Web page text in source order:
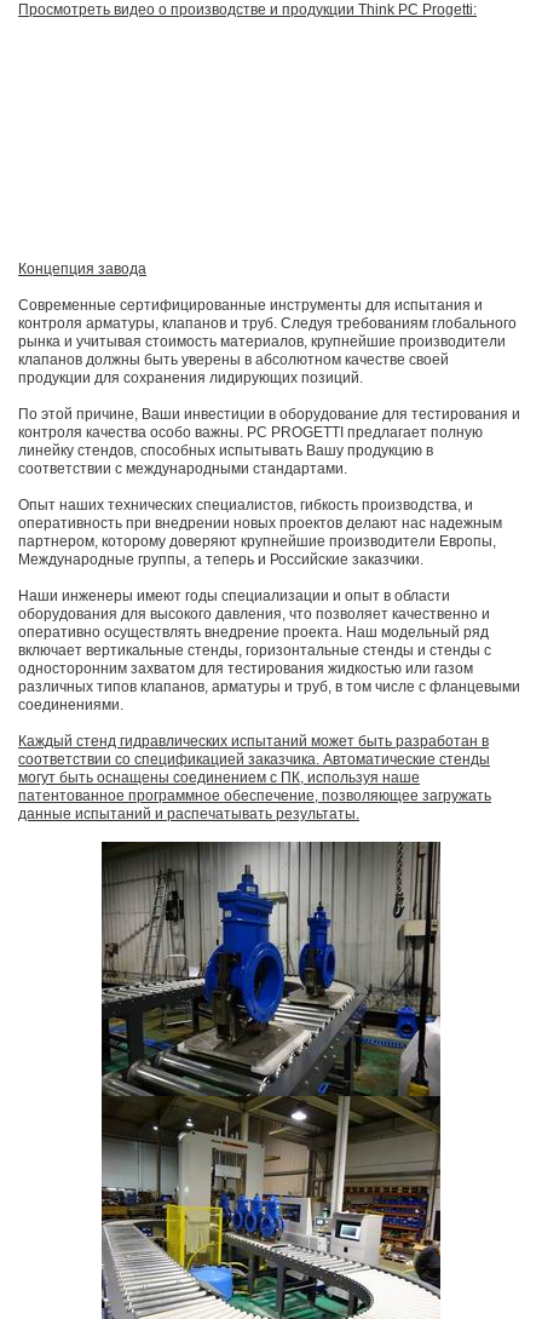
Просмотреть видео о производстве и продукции Think PC Progetti:
Концепция завода
Современные сертифицированные инструменты для испытания и
контроля арматуры, клапанов и труб. Следуя требованиям глобального
рынка и учитывая стоимость материалов, крупнейшие производители
клапанов должны быть уверены в абсолютном качестве своей
продукции для сохранения лидирующих позиций.
По этой причине, Ваши инвестиции в оборудование для тестирования и
контроля качества особо важны. PC PROGETTI предлагает полную
линейку стендов, способных испытывать Вашу продукцию в
соответствии с международными стандартами.
Опыт наших технических специалистов, гибкость производства, и
оперативность при внедрении новых проектов делают нас надежным
партнером, которому доверяют крупнейшие производители Европы,
Международные группы, а теперь и Российские заказчики.
Наши инженеры имеют годы специализации и опыт в области
оборудования для высокого давления, что позволяет качественно и
оперативно осуществлять внедрение проекта. Наш модельный ряд
включает вертикальные стенды, горизонтальные стенды и стенды с
односторонним захватом для тестирования жидкостью или газом
различных типов клапанов, арматуры и труб, в том числе с фланцевыми
соединениями.
Каждый стенд гидравлических испытаний может быть разработан в
соответствии со спецификацией заказчика. Автоматические стенды
могут быть оснащены соединением с ПК, используя наше
патентованное программное обеспечение, позволяющее загружать
данные испытаний и распечатывать результаты.